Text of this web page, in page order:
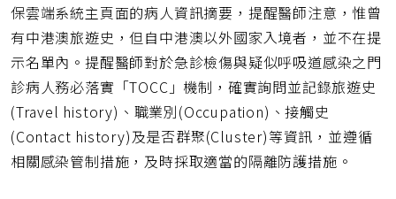
保雲端系統主頁面的病人資訊摘要，提醒醫師注意，惟曾
有中港澳旅遊史，但自中港澳以外國家入境者，並不在提
示名單內。提醒醫師對於急診檢傷與疑似呼吸道感染之門
診病人務必落實「TOCC」機制，確實詢問並記錄旅遊史
(Travel history)、職業別(Occupation)、接觸史
(Contact history)及是否群聚(Cluster)等資訊，並遵循
相關感染管制措施，及時採取適當的隔離防護措施。